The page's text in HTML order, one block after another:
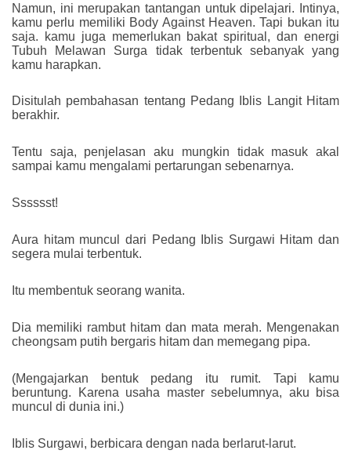
Namun, ini merupakan tantangan untuk dipelajari. Intinya,
kamu perlu memiliki Body Against Heaven. Tapi bukan itu
saja. kamu juga memerlukan bakat spiritual, dan energi
Tubuh Melawan Surga tidak terbentuk sebanyak yang
kamu harapkan.
Disitulah pembahasan tentang Pedang Iblis Langit Hitam
berakhir.
Tentu saja, penjelasan aku mungkin tidak masuk akal
sampai kamu mengalami pertarungan sebenarnya.
Sssssst!
Aura hitam muncul dari Pedang Iblis Surgawi Hitam dan
segera mulai terbentuk.
Itu membentuk seorang wanita.
Dia memiliki rambut hitam dan mata merah. Mengenakan
cheongsam putih bergaris hitam dan memegang pipa.
(Mengajarkan bentuk pedang itu rumit. Tapi kamu
beruntung. Karena usaha master sebelumnya, aku bisa
muncul di dunia ini.)
Iblis Surgawi, berbicara dengan nada berlarut-larut.